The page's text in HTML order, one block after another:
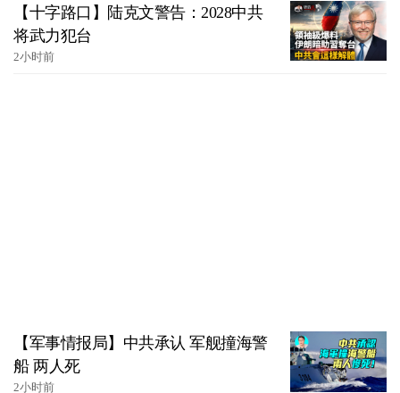
【十字路口】陆克文警告：2028中共
将武力犯台
2小时前
【军事情报局】中共承认 军舰撞海警
船 两人死
2小时前